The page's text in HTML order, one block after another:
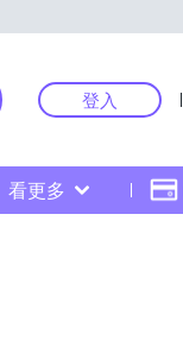
登入
看更多